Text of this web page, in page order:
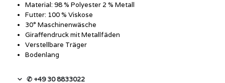
Material: 98 % Polyester 2 % Metall
Futter: 100 % Viskose
30° Maschinenwäsche
Giraffendruck mit Metallfäden
Verstellbare Träger
Bodenlang
✆ +49 30 8833022